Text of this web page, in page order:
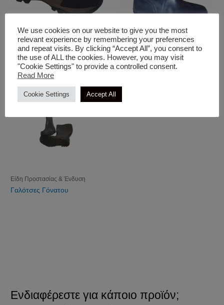
Είδη Προστασίας & Ένδυση
Μποτάκι Ορειβασίας Hillman
Είδη Προστασίας & Ένδυση
Γαλότσα Γυναικεία Lara
Είδη Προστασίας & Ένδυση
Γαλότσες Γόνατου
Ενδιαφέρεστε για κάποιο προϊόν;
We use cookies on our website to give you the most
relevant experience by remembering your preferences
and repeat visits. By clicking “Accept All”, you consent to
the use of ALL the cookies. However, you may visit
"Cookie Settings" to provide a controlled consent.
Read More
Cookie Settings Accept All